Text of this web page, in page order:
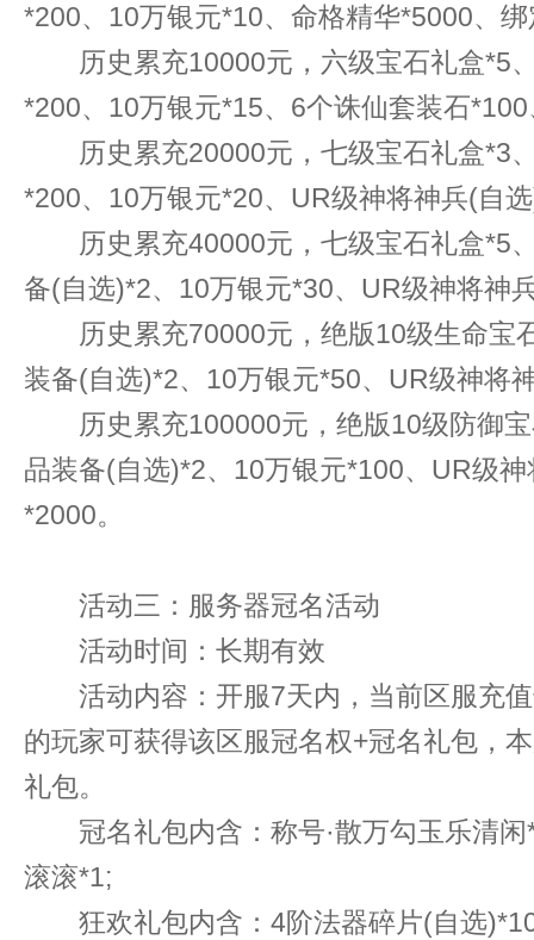
*200、10万银元*10、命格精华*5000、
历史累充10000元，六级宝石礼盒*5
*200、10万银元*15、6个诛仙套装石
历史累充20000元，七级宝石礼盒*3
*200、10万银元*20、UR级神将神兵(自
历史累充40000元，七级宝石礼盒*5
备(自选)*2、10万银元*30、UR级神将神
历史累充70000元，绝版10级生命宝
装备(自选)*2、10万银元*50、UR级神将
历史累充100000元，绝版10级防御宝
品装备(自选)*2、10万银元*100、UR级
*2000。
活动三：服务器冠名活动
活动时间：长期有效
活动内容：开服7天内，当前区服充值
的玩家可获得该区服冠名权+冠名礼包，
礼包。
冠名礼包内含：称号·散万勾玉乐清闲
滚滚*1;
狂欢礼包内含：4阶法器碎片(自选